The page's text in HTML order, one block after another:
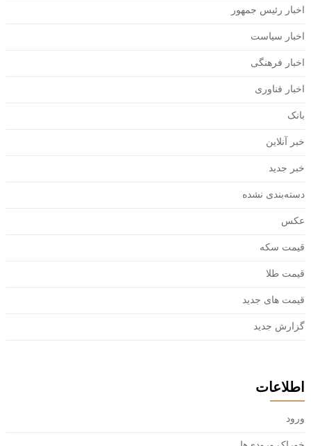
اخبار رئیس جمهور
اخبار سیاست
اخبار فرهنگی
اخبار فناوری
بانک
خبر آنلاین
خبر جدید
دسته‌بندی نشده
عکس
قیمت سکه
قیمت طلا
قیمت های جدید
گزارش جدید
اطلاعات
ورود